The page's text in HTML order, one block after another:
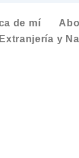
de mí
y